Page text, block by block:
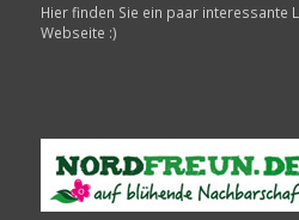
Hier finden Sie ein paar interessante
Webseite :)